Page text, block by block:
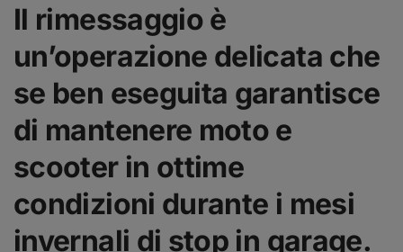
Il rimessaggio è
un’operazione delicata che
se ben eseguita garantisce
di mantenere moto e
scooter in ottime
condizioni durante i mesi
invernali di stop in garage.